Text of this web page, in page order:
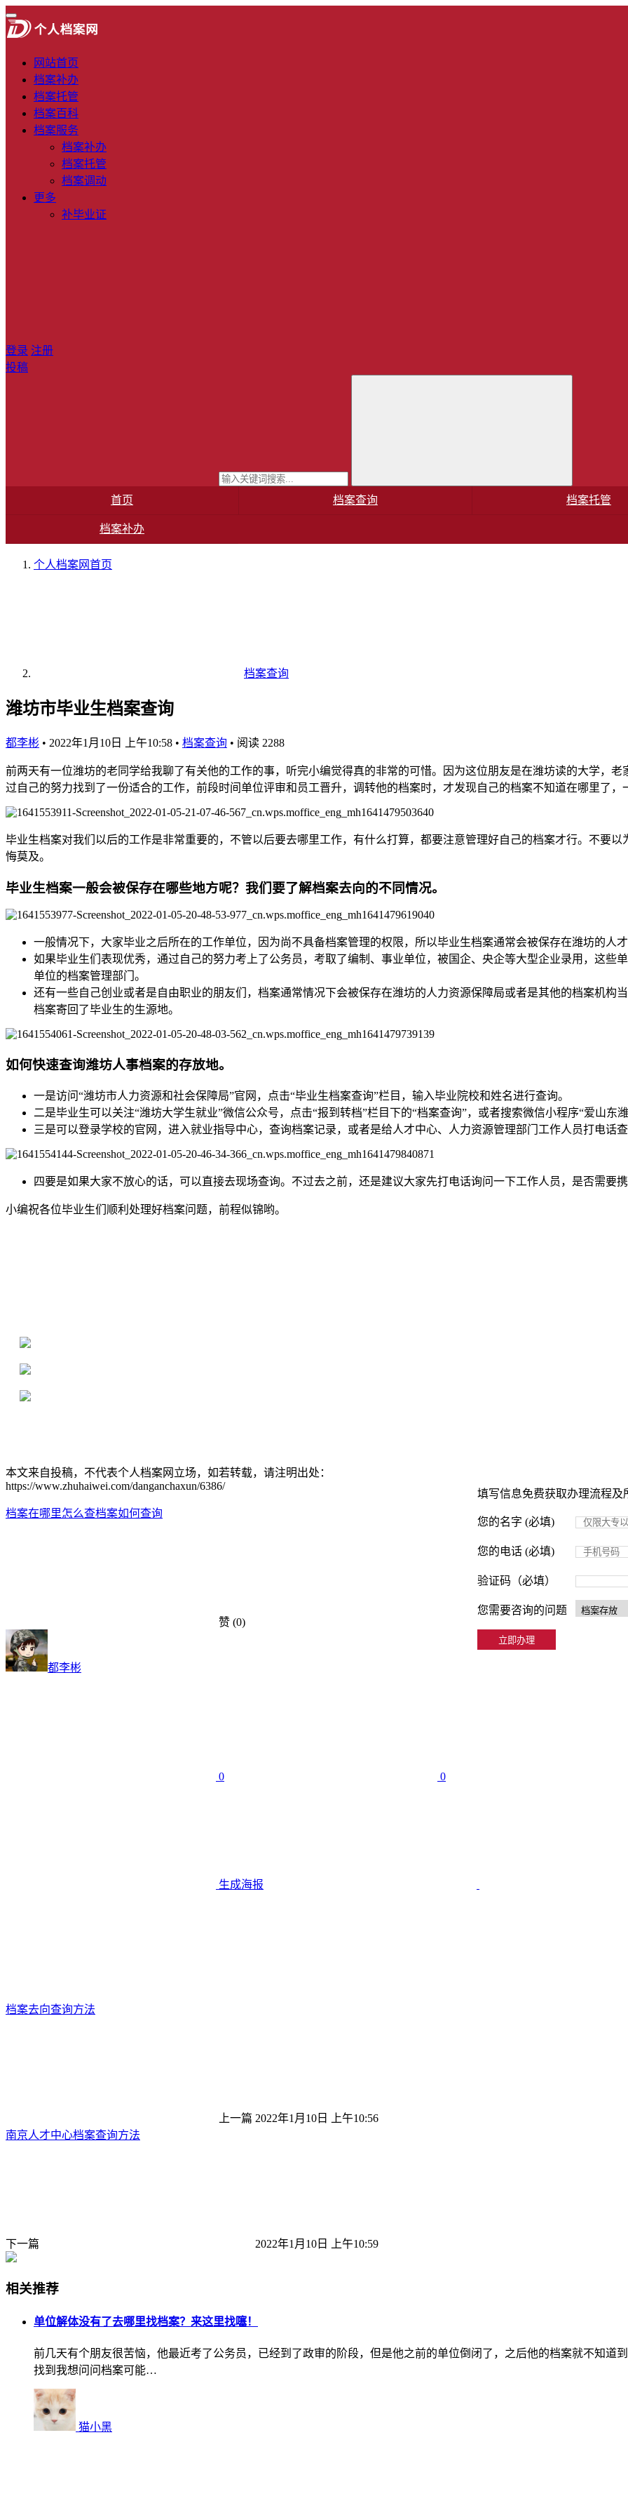
网站首页
档案补办
档案托管
档案百科
档案服务
档案补办
档案托管
档案调动
更多
补毕业证
登录 注册
投稿
首页 档案查询 档案托管
档案补办
个人档案网首页
档案查询
潍坊市毕业生档案查询
都李彬 • 2022年1月10日 上午10:58 • 档案查询 • 阅读 2288
前两天有一位潍坊的老同学给我聊了有关他的工作的事，听完小编觉得真的非常的可惜。因为这位朋友是在潍坊读的大学，
过自己的努力找到了一份适合的工作，前段时间单位评审和员工晋升，调转他的档案时，才发现自己的档案不知道在哪里了
毕业生档案对我们以后的工作是非常重要的，不管以后要去哪里工作，有什么打算，都要注意管理好自己的档案才行。不要
悔莫及。
毕业生档案一般会被保存在哪些地方呢？我们要了解档案去向的不同情况。
一般情况下，大家毕业之后所在的工作单位，因为尚不具备档案管理的权限，所以毕业生档案通常会被保存在潍坊的人
如果毕业生们表现优秀，通过自己的努力考上了公务员，考取了编制、事业单位，被国企、央企等大型企业录用，这些
单位的档案管理部门。
还有一些自己创业或者是自由职业的朋友们，档案通常情况下会被保存在潍坊的人力资源保障局或者是其他的档案机构
档案寄回了毕业生的生源地。
如何快速查询潍坊人事档案的存放地。
一是访问“潍坊市人力资源和社会保障局”官网，点击“毕业生档案查询”栏目，输入毕业院校和姓名进行查询。
二是毕业生可以关注“潍坊大学生就业”微信公众号，点击“报到转档”栏目下的“档案查询”，或者搜索微信小程序“爱山东
三是可以登录学校的官网，进入就业指导中心，查询档案记录，或者是给人才中心、人力资源管理部门工作人员打电话
四要是如果大家不放心的话，可以直接去现场查询。不过去之前，还是建议大家先打电话询问一下工作人员，是否需要
小编祝各位毕业生们顺利处理好档案问题，前程似锦哟。
填写信息免费获取办理流程及
您的名字 (必填)
您的电话 (必填)
验证码（必填）
您需要咨询的问题
本文来自投稿，不代表个人档案网立场，如若转载，请注明出处：
https://www.zhuhaiwei.com/danganchaxun/6386/
档案在哪里怎么查档案如何查询
赞 (0)
都李彬
0 0
生成海报
档案去向查询方法
上一篇 2022年1月10日 上午10:56
南京人才中心档案查询方法
下一篇 2022年1月10日 上午10:59
相关推荐
单位解体没有了去哪里找档案？来这里找噻！
前几天有个朋友很苦恼，他最近考了公务员，已经到了政审的阶段，但是他之前的单位倒闭了，之后他的档案就不知道
找到我想问问档案可能…
猫小黑